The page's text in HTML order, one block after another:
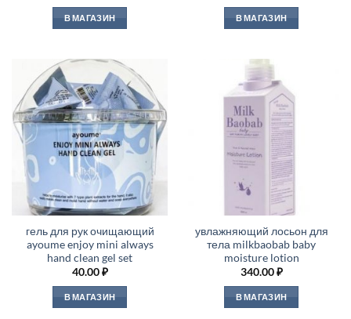
В МАГАЗИН В МАГАЗИН
гель для рук очищающий
ayoume enjoy mini always
hand clean gel set
40.00₽
В МАГАЗИН
увлажняющий лосьон для
тела milkbaobab baby
moisture lotion
340.00₽
В МАГАЗИН